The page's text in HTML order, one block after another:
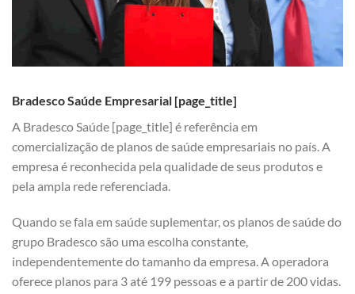
Bradesco Saúde Empresarial [page_title]
A Bradesco Saúde [page_title] é referência em
comercialização de planos de saúde empresariais no país. A
empresa é reconhecida pela qualidade de seus produtos e
pela ampla rede referenciada.
Quando se fala em saúde suplementar, os planos de saúde do
grupo Bradesco são uma escolha constante,
independentemente do tamanho da empresa. A operadora
oferece planos para 3 até 199 pessoas e a partir de 200 vidas.